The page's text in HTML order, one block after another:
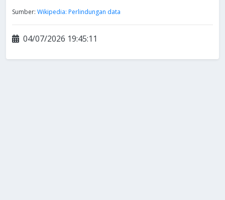
Sumber: Wikipedia: Perlindungan data
04/07/2026 19:45:11